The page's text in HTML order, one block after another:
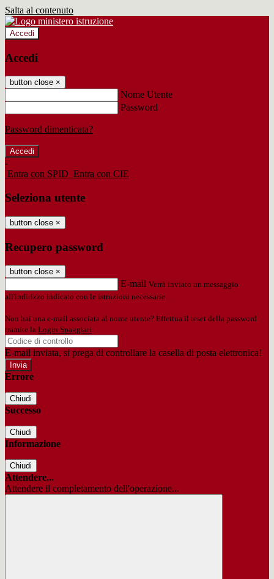
Salta al contenuto
Accedi
Accedi
button close ×
Nome Utente
Password
Password dimenticata?
-
Entra con SPID Entra con CIE
Seleziona utente
button close ×
Recupero password
button close ×
E-mail Verrà inviato un messaggio
all'indirizzo indicato con le istruzioni necessarie.
Non hai una e-mail associata al nome utente? Effettua il reset della password
tramite la Login Spaggiari
E-mail inviata, si prega di controllare la casella di posta elettronica!
Errore
Chiudi
Successo
Chiudi
Informazione
Chiudi
Attendere...
Attendere il completamento dell'operazione...